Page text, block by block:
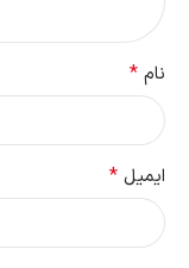
نام *
ایمیل *